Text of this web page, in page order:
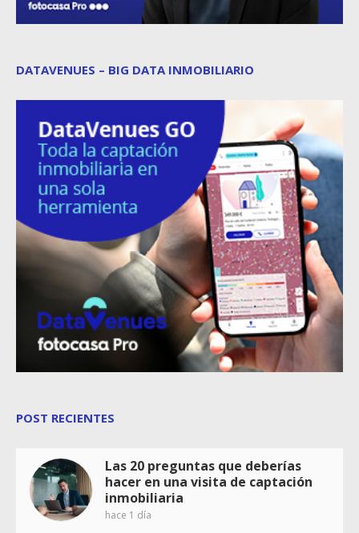
DATAVENUES – BIG DATA INMOBILIARIO
POST RECIENTES
Las 20 preguntas que deberías
hacer en una visita de captación
inmobiliaria
hace 1 día